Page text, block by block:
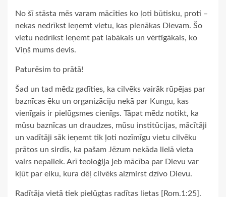
No šī stāsta mēs varam mācīties ko ļoti būtisku, proti –
nekas nedrīkst ieņemt vietu, kas pienākas Dievam. Šo
vietu nedrīkst ieņemt pat labākais un vērtīgākais, ko
Viņš mums devis.
Paturēsim to prātā!
Šad un tad mēdz gadīties, ka cilvēks vairāk rūpējas par
baznīcas ēku un organizāciju nekā par Kungu, kas
vienīgais ir pielūgsmes cienīgs. Tāpat mēdz notikt, ka
mūsu baznīcas un draudzes, mūsu institūcijas, mācītāji
un vadītāji sāk ieņemt tik ļoti nozīmīgu vietu cilvēku
prātos un sirdīs, ka pašam Jēzum nekāda lielā vieta
vairs nepaliek. Arī teoloģija jeb mācība par Dievu var
kļūt par elku, kura dēļ cilvēks aizmirst dzīvo Dievu.
Radītāja vietā tiek pielūgtas radītas lietas [Rom.1:25].